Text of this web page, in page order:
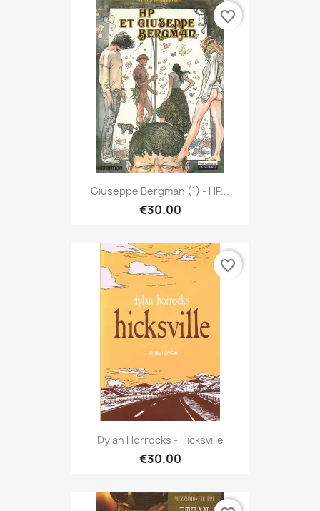
Giuseppe Bergman (1) - HP...
€30.00
favorite_border
Dylan Horrocks - Hicksville
€30.00
favorite_border